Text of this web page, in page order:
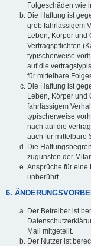
Folgeschäden wie
Die Haftung ist
grob fahrlässigem
Leben, Körper und
Vertragspflichten
typischerweise
auf die
für mittelbare
Die Haftung ist
Leben, Körper und
fahrlässigem
typischerweise
nach auf die
auch für mittelbare
Die
zugunsten der
Ansprüche für eine
unberührt.
6.
Der Betreiber ist
Mail mitgeteilt.
Der Nutzer ist